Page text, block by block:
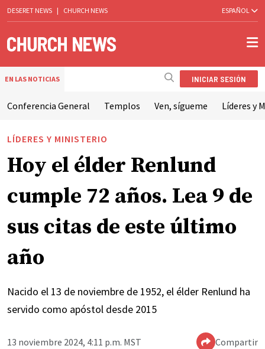
DESERET NEWS | CHURCH NEWS ESPAÑOL
EN LAS NOTICIAS INICIAR SESIÓN
Conferencia General Templos Ven, sígueme Líderes y
LÍDERES Y MINISTERIO
Hoy el élder Renlund
cumple 72 años. Lea 9 de
sus citas de este último
año
Nacido el 13 de noviembre de 1952, el élder Renlund ha
servido como apóstol desde 2015
13 noviembre 2024, 4:11 p.m. MST Compartir